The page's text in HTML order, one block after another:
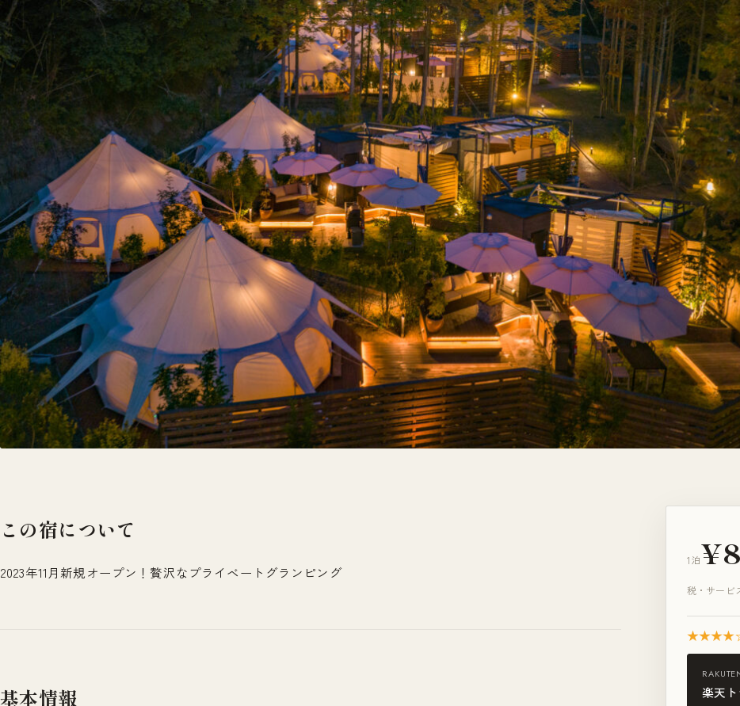
この宿について
2023年11月新規オープン！贅沢なプライベートグランピング
基本情報
1泊
税・サービ
楽天